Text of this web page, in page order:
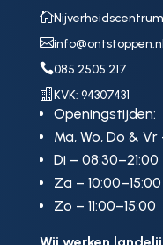

info@ontstoppen.nl
085 2505 217
 KVK: 94307431
Openingstijden:
Ma, Wo, Do & Vr
Di – 08:30–21:00
Za – 10:00–15:00
Zo – 11:00–15:00